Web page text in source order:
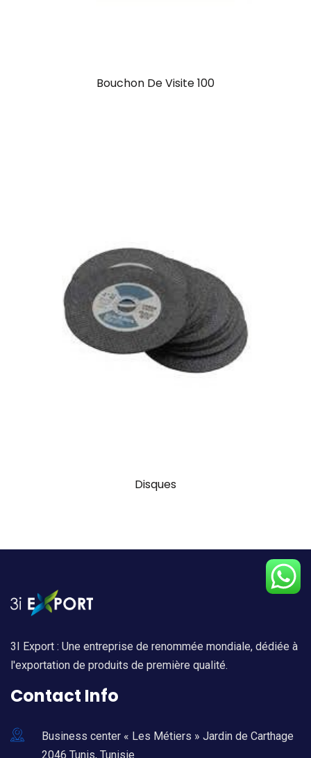
Bouchon De Visite 100
Disques
3I Export : Une entreprise de renommée mondiale, dédiée à
l'exportation de produits de première qualité.
Contact Info
Business center « Les Métiers » Jardin de Carthage
2046 Tunis, Tunisie